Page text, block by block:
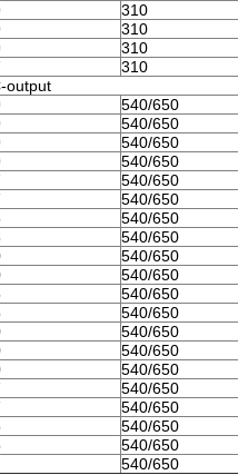
310
310
310
310
output
540/650
540/650
540/650
540/650
540/650
540/650
540/650
540/650
540/650
540/650
540/650
540/650
540/650
540/650
540/650
540/650
540/650
540/650
540/650
540/650